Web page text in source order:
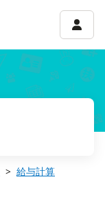
アカ
給与計算